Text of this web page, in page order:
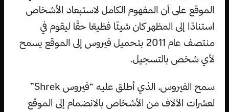
الموقع على أن المفهوم الكامل لاستبعاد الأشخاص
استنادًا إلى المظهر كان شيئًا فظيعًا حقًا ليقوم في
منتصف عام 2011 بتحميل فيروس إلى الموقع يسمح
لأي شخص بالتسجيل.
سمح الفيروس، الذي أطلق عليه “فيروس Shrek”
لعشرات الآلاف من الأشخاص بالانضمام إلى الموقع